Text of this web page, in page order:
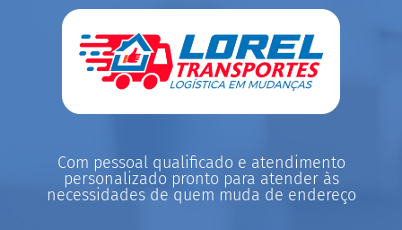
Com pessoal qualificado e atendimento
personalizado pronto para atender às
necessidades de quem muda de endereço